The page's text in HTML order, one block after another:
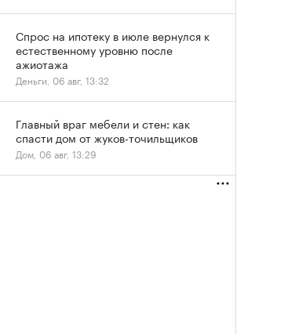
Спрос на ипотеку в июле вернулся к
естественному уровню после
ажиотажа
Деньги, 06 авг, 13:32
Главный враг мебели и стен: как
спасти дом от жуков-точильщиков
Дом, 06 авг, 13:29